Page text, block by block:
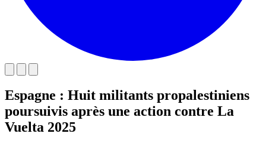
Espagne : Huit militants propalestiniens
poursuivis après une action contre La
Vuelta 2025